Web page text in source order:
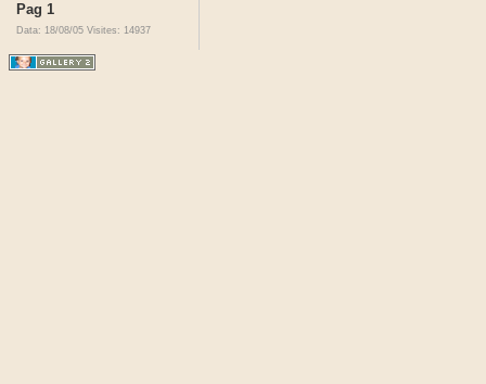
Pag 1
Data: 18/08/05 Visites: 14937